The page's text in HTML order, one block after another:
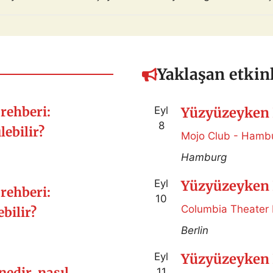
Yaklaşan
Eyl
8
Mojo Club -
Hamburg
Eyl
10
Columbia Theater
Berlin
Eyl